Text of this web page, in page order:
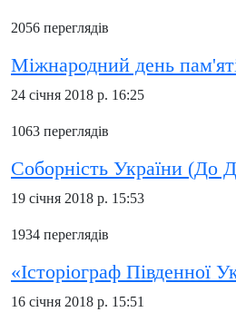
2056 переглядів
Міжнародний день
24 січня 2018 р. 16:25
1063 переглядів
Соборність України (До
19 січня 2018 р. 15:53
1934 переглядів
«Історіограф Південної
16 січня 2018 р. 15:51